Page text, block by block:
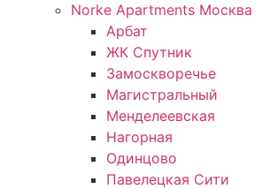
Norke Apartments Москва
Арбат
ЖК Спутник
Замоскворечье
Магистральный
Менделеевская
Нагорная
Одинцово
Павелецкая Сити